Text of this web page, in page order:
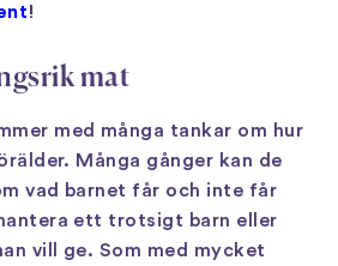
!
mat
med många tankar om hur
Många gånger kan de
vad barnet får och inte får
ett trotsigt barn eller
vill ge. Som med mycket